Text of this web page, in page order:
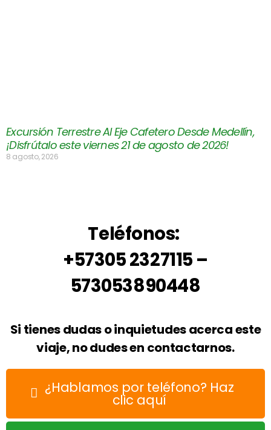
Excursión Terrestre Al Eje Cafetero Desde Medellín,
¡Disfrútalo este viernes 21 de agosto de 2026!
8 agosto, 2026
Teléfonos:
+57305 2327115 –
573053890448
Si tienes dudas o inquietudes acerca este
viaje, no dudes en contactarnos.
¿Hablamos por teléfono? Haz
clic aquí